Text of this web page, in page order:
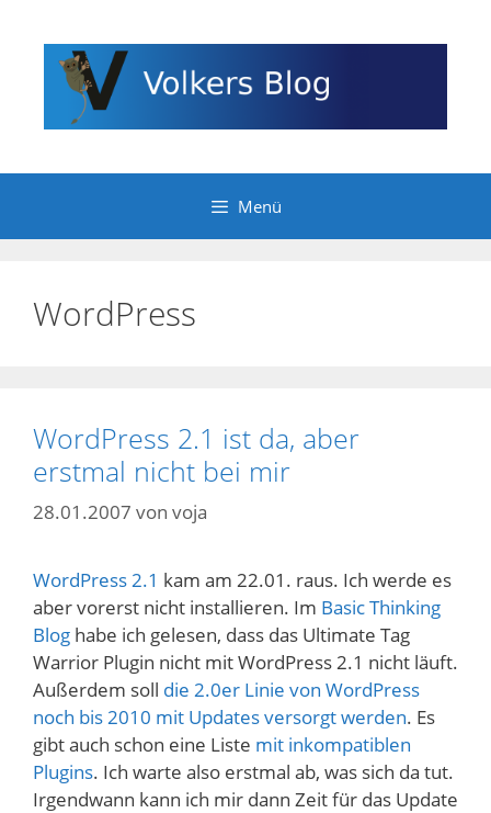
Inhalt
springen
Menü
WordPress
WordPress 2.1 ist da, aber
erstmal nicht bei mir
28.01.2007 von voja
WordPress 2.1 kam am 22.01. raus. Ich werde es
aber vorerst nicht installieren. Im Basic Thinking
Blog habe ich gelesen, dass das Ultimate Tag
Warrior Plugin nicht mit WordPress 2.1 nicht läuft.
Außerdem soll die 2.0er Linie von WordPress
noch bis 2010 mit Updates versorgt werden. Es
gibt auch schon eine Liste mit inkompatiblen
Plugins. Ich warte also erstmal ab, was sich da tut.
Irgendwann kann ich mir dann Zeit für das Update